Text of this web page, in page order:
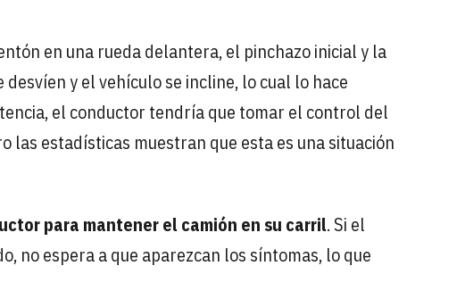
en una rueda delantera, el pinchazo inicial y la
y el vehículo se incline, lo cual lo hace
el conductor tendría que tomar el control del
las estadísticas muestran que esta es una situación
para mantener el camión en su carril. Si el
no espera a que aparezcan los síntomas, lo que